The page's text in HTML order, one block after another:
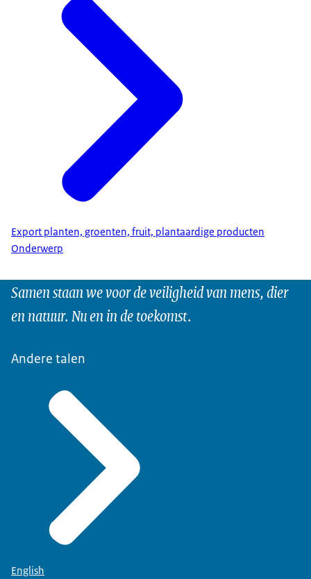
Export planten, groenten, fruit, plantaardige producten
Onderwerp
Samen staan we voor de veiligheid van mens, dier
en natuur. Nu en in de toekomst.
Andere talen
English